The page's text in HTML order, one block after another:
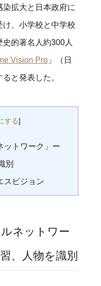
拡大と日本政府に
け、小学校と中学校
的著名人約300人
Vision Pro」（日
と発表した。
する]
ットワーク」ー
別
スビジョン
ネットワー
、人物を識別